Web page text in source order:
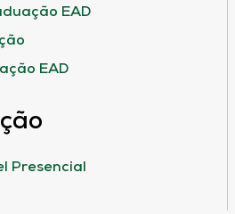
EAD
EAD
Presencial